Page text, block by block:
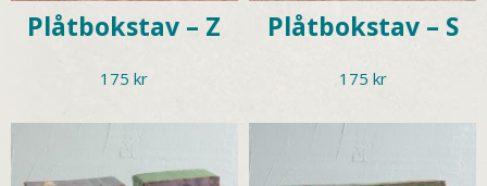
Plåtbokstav – Z
175kr
Plåtbokstav – S
175 kr